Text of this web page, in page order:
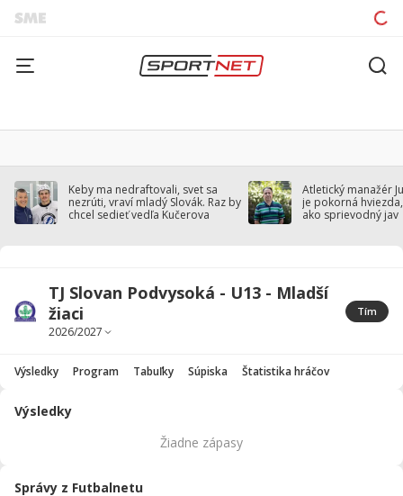
Keby ma nedraftovali, svet sa
nezrúti, vraví mladý Slovák. Raz by
chcel sedieť vedľa Kučerova
Atletický manažér
je pokorná
ako sprievodný jav
TJ Slovan Podvysoká - U13 - Mladší
žiaci
Tím
Výsledky Program Tabuľky Súpiska Štatistika hráčov
Výsledky
Žiadne zápasy
Správy z Futbalnetu